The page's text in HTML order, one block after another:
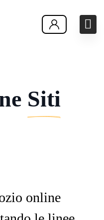
Siti
online